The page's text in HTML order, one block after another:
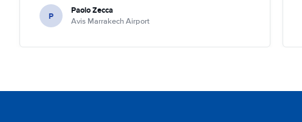
P Paolo Zecca
Avis Marrakech Airport